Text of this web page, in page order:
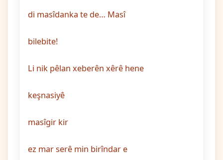
di masîdanka te de… Masî
bilebite!
Li nik pêlan xeberên xêrê hene
keşnasiyê
masîgir kir
ez mar serê min birîndar e